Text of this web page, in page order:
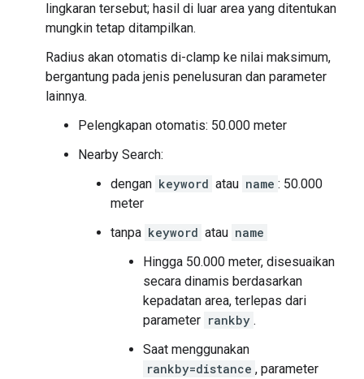
lingkaran tersebut; hasil di luar area yang ditentukan
mungkin tetap ditampilkan.
Radius akan otomatis di-clamp ke nilai maksimum,
bergantung pada jenis penelusuran dan parameter
lainnya.
Pelengkapan otomatis: 50.000 meter
Nearby Search:
dengan keyword atau name : 50.000
meter
tanpa keyword atau name
Hingga 50.000 meter, disesuaikan
secara dinamis berdasarkan
kepadatan area, terlepas dari
parameter rankby .
Saat menggunakan
rankby=distance , parameter